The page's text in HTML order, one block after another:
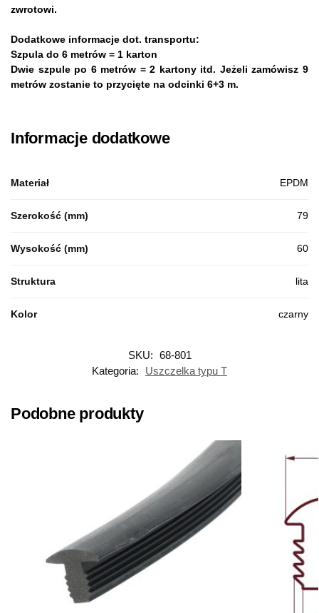
zwrotowi.
Dodatkowe informacje dot. transportu:
Szpula do 6 metrów = 1 karton
Dwie szpule po 6 metrów = 2 kartony itd. Jeżeli zamówisz 9
metrów zostanie to przycięte na odcinki 6+3 m.
Informacje dodatkowe
Materiał EPDM
Szerokość (mm) 79
Wysokość (mm) 60
Struktura lita
Kolor czarny
SKU: 68-801
Kategoria:
Uszczelka typu T
Podobne produkty